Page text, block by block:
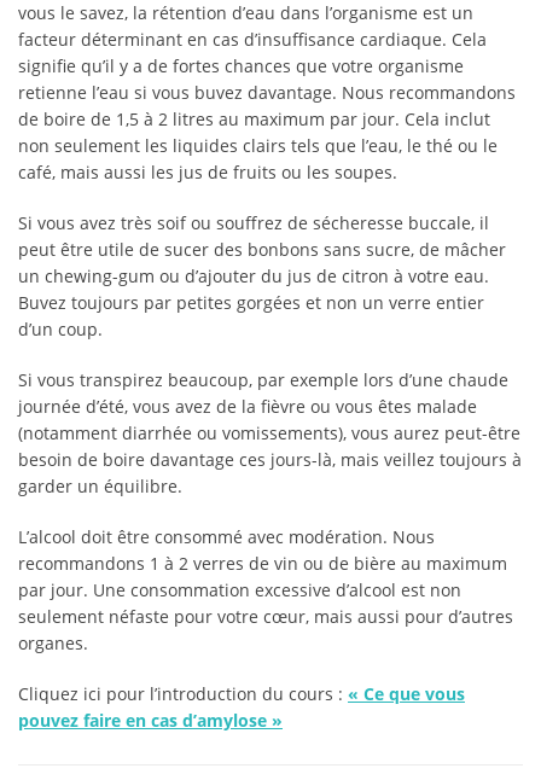
vous le savez, la rétention d’eau dans l’organisme est un
facteur déterminant en cas d’insuffisance cardiaque. Cela
signifie qu’il y a de fortes chances que votre organisme
retienne l’eau si vous buvez davantage. Nous recommandons
de boire de 1,5 à 2 litres au maximum par jour. Cela inclut
non seulement les liquides clairs tels que l’eau, le thé ou le
café, mais aussi les jus de fruits ou les soupes.
Si vous avez très soif ou souffrez de sécheresse buccale, il
peut être utile de sucer des bonbons sans sucre, de mâcher
un chewing-gum ou d’ajouter du jus de citron à votre eau.
Buvez toujours par petites gorgées et non un verre entier
d’un coup.
Si vous transpirez beaucoup, par exemple lors d’une chaude
journée d’été, vous avez de la fièvre ou vous êtes malade
(notamment diarrhée ou vomissements), vous aurez peut-être
besoin de boire davantage ces jours-là, mais veillez toujours à
garder un équilibre.
L’alcool doit être consommé avec modération. Nous
recommandons 1 à 2 verres de vin ou de bière au maximum
par jour. Une consommation excessive d’alcool est non
seulement néfaste pour votre cœur, mais aussi pour d’autres
organes.
Cliquez ici pour l’introduction du cours : « Ce que vous
pouvez faire en cas d’amylose »